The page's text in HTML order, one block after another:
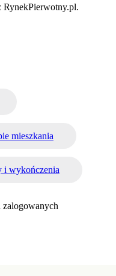
RynekPierwotny.pl.
mieszkania
i wykończenia